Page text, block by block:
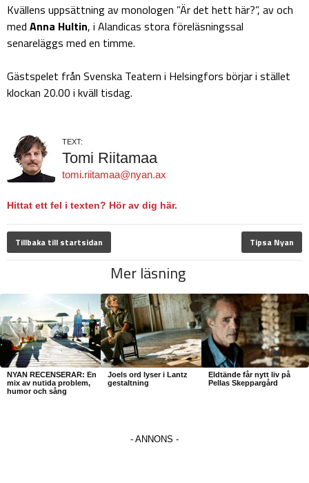
Kvällens uppsättning av monologen ”Är det hett här?”, av och
med Anna Hultin, i Alandicas stora föreläsningssal
senareläggs med en timme.
Gästspelet från Svenska Teatern i Helsingfors börjar i stället
klockan 20.00 i kväll tisdag.
TEXT:
Tomi Riitamaa
tomi.riitamaa@nyan.ax
Hittat ett fel i texten? Hör av dig här.
Tillbaka till startsidan Tipsa Nyan
Mer läsning
NYAN RECENSERAR: En
mix av nutida problem,
humor och sång
Joels ord lyser i Lantz
gestaltning
Eldtände får nytt liv på
Pellas Skeppargård